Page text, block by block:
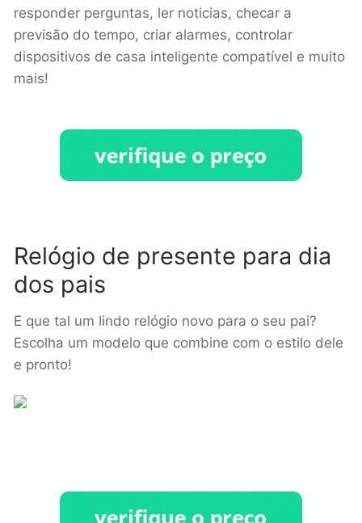
responder perguntas, ler noticias, checar a
previsão do tempo, criar alarmes, controlar
dispositivos de casa inteligente compatível e muito
mais!
Relógio de presente para dia
dos pais
E que tal um lindo relógio novo para o seu pai?
Escolha um modelo que combine com o estilo dele
e pronto!